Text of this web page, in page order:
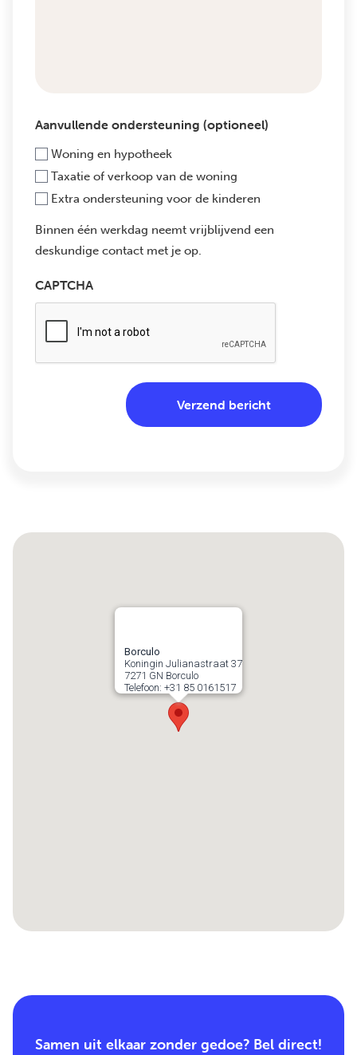
Aanvullende ondersteuning (optioneel)
Woning en hypotheek
Taxatie of verkoop van de woning
Extra ondersteuning voor de kinderen
Binnen één werkdag neemt vrijblijvend een
deskundige contact met je op.
CAPTCHA
Borculo
Koningin Julianastraat 37
7271 GN Borculo
Telefoon: +31 85 0161517
Samen uit elkaar zonder gedoe? Bel direct!